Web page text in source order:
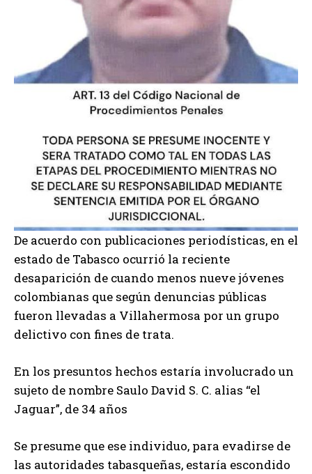
De acuerdo con publicaciones periodísticas, en el
estado de Tabasco ocurrió la reciente
desaparición de cuando menos nueve jóvenes
colombianas que según denuncias públicas
fueron llevadas a Villahermosa por un grupo
delictivo con fines de trata.
En los presuntos hechos estaría involucrado un
sujeto de nombre Saulo David S. C. alias “el
Jaguar”, de 34 años
Se presume que ese individuo, para evadirse de
las autoridades tabasqueñas, estaría escondido